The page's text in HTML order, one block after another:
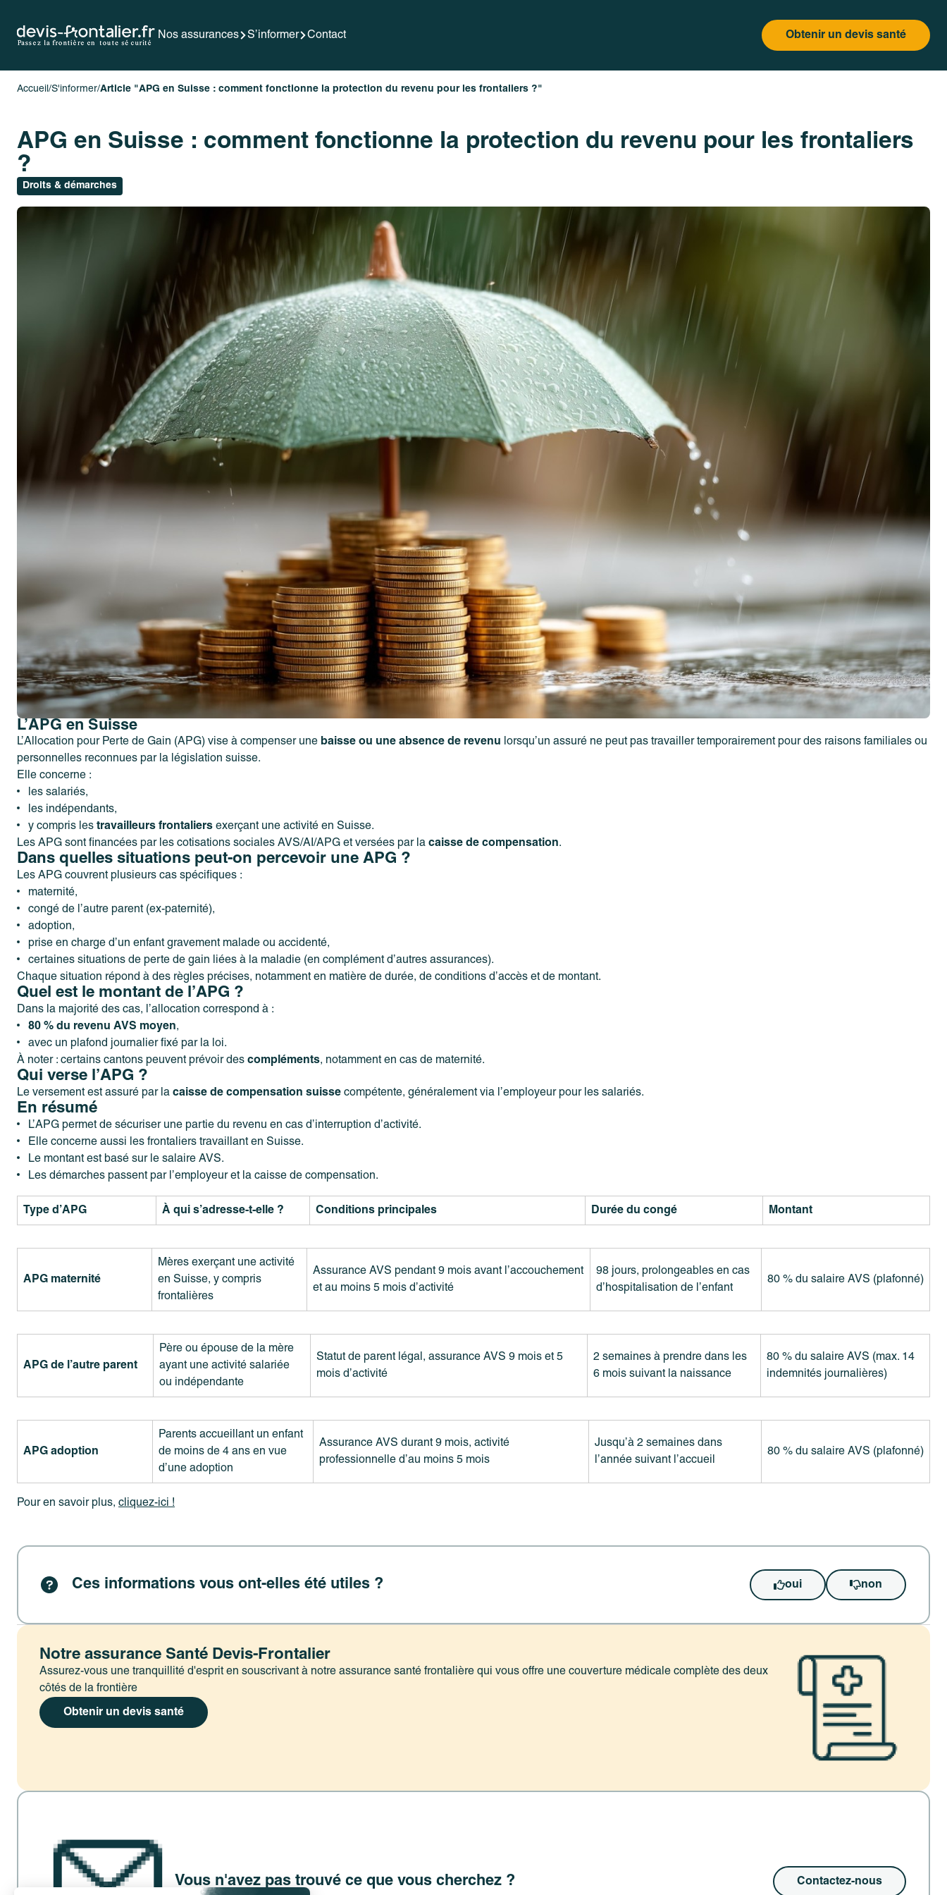
Nos assurances S’informer Contact Obtenir un devis santé
Accueil /S'informer/Article "APG en Suisse : comment fonctionne la protection du revenu pour les frontaliers ?"
APG en Suisse : comment fonctionne la protection du revenu pour les frontaliers
?
Droits & démarches
L’APG en Suisse
L’Allocation pour Perte de Gain (APG) vise à compenser une baisse ou une absence de revenu lorsqu’un assuré ne peut pas travailler temporairement pour des raisons familiales ou
personnelles reconnues par la législation suisse.
Elle concerne :
les salariés,
les indépendants,
y compris les travailleurs frontaliers exerçant une activité en Suisse.
Les APG sont financées par les cotisations sociales AVS/AI/APG et versées par la caisse de compensation.
Dans quelles situations peut-on percevoir une APG ?
Les APG couvrent plusieurs cas spécifiques :
maternité,
congé de l’autre parent (ex-paternité),
adoption,
prise en charge d’un enfant gravement malade ou accidenté,
certaines situations de perte de gain liées à la maladie (en complément d’autres assurances).
Chaque situation répond à des règles précises, notamment en matière de durée, de conditions d’accès et de montant.
Quel est le montant de l’APG ?
Dans la majorité des cas, l’allocation correspond à :
80 % du revenu AVS moyen,
avec un plafond journalier fixé par la loi.
À noter : certains cantons peuvent prévoir des compléments, notamment en cas de maternité.
Qui verse l’APG ?
Le versement est assuré par la caisse de compensation suisse compétente, généralement via l’employeur pour les salariés.
En résumé
L’APG permet de sécuriser une partie du revenu en cas d’interruption d’activité.
Elle concerne aussi les frontaliers travaillant en Suisse.
Le montant est basé sur le salaire AVS.
Les démarches passent par l’employeur et la caisse de compensation.
Type d’APG À qui s’adresse-t-elle ? Conditions principales Durée du congé Montant
APG maternité
Mères exerçant une activité
en Suisse, y compris
frontalières
Assurance AVS pendant 9 mois avant l’accouchement
et au moins 5 mois d’activité
98 jours, prolongeables en cas
d’hospitalisation de l’enfant
80 % du salaire AVS (plafonné)
APG de l’autre parent
Père ou épouse de la mère
ayant une activité salariée
ou indépendante
Statut de parent légal, assurance AVS 9 mois et 5
mois d’activité
2 semaines à prendre dans les
6 mois suivant la naissance
80 % du salaire AVS (max. 14
indemnités journalières)
APG adoption
Parents accueillant un enfant
de moins de 4 ans en vue
d’une adoption
Assurance AVS durant 9 mois, activité
professionnelle d’au moins 5 mois
Jusqu’à 2 semaines dans
l’année suivant l’accueil
80 % du salaire AVS (plafonné)
Pour en savoir plus, cliquez-ici !
Ces informations vous ont-elles été utiles ? oui non
Notre assurance Santé Devis-Frontalier
Assurez-vous une tranquillité d'esprit en souscrivant à notre assurance santé frontalière qui vous offre une couverture médicale complète des deux
côtés de la frontière
Obtenir un devis santé
Vous n'avez pas trouvé ce que vous cherchez ? Contactez-nous